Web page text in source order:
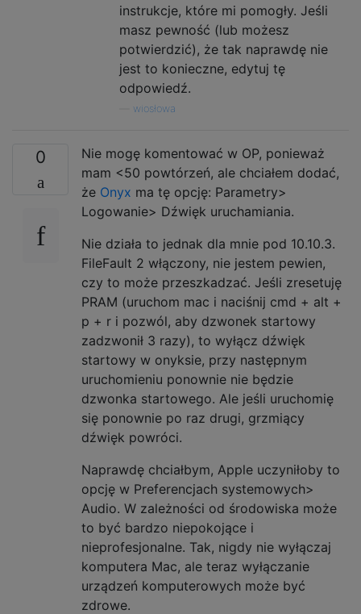
instrukcje, które mi pomogły. Jeśli
masz pewność (lub możesz
potwierdzić), że tak naprawdę nie
jest to konieczne, edytuj tę
odpowiedź.
wiosłowa
0
Nie mogę komentować w OP, ponieważ
mam <50 powtórzeń, ale chciałem dodać,
że Onyx ma tę opcję: Parametry>
Logowanie> Dźwięk uruchamiania.
Nie działa to jednak dla mnie pod 10.10.3.
FileFault 2 włączony, nie jestem pewien,
czy to może przeszkadzać. Jeśli zresetuję
PRAM (uruchom mac i naciśnij cmd + alt +
p + r i pozwól, aby dzwonek startowy
zadzwonił 3 razy), to wyłącz dźwięk
startowy w onyksie, przy następnym
uruchomieniu ponownie nie będzie
dzwonka startowego. Ale jeśli uruchomię
się ponownie po raz drugi, grzmiący
dźwięk powróci.
Naprawdę chciałbym, Apple uczyniłoby to
opcję w Preferencjach systemowych>
Audio. W zależności od środowiska może
to być bardzo niepokojące i
nieprofesjonalne. Tak, nigdy nie wyłączaj
komputera Mac, ale teraz wyłączanie
urządzeń komputerowych może być
zdrowe.